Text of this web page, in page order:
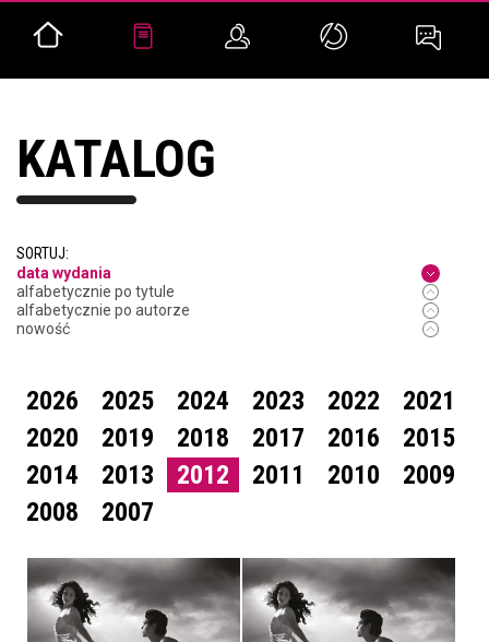
KATALOG
SORTUJ:
data wydania
alfabetycznie po tytule
alfabetycznie po autorze
nowość
2026 2025 2024 2023 2022
2021
2020
2019 2018 2017 2016
2015
2014
2013 2012 2011 2010
2009
2008
2007